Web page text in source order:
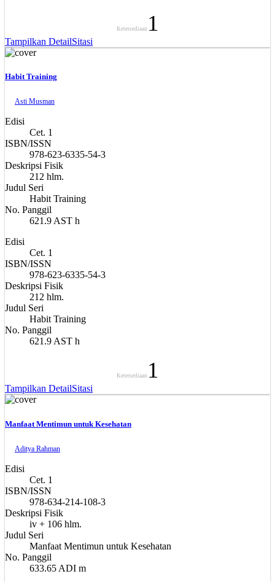
Ketersediaan 1
Tampilkan DetailSitasi
Habit Training
Asti Musman
Edisi
Cet. 1
ISBN/ISSN
978-623-6335-54-3
Deskripsi Fisik
212 hlm.
Judul Seri
Habit Training
No. Panggil
621.9 AST h
Edisi
Cet. 1
ISBN/ISSN
978-623-6335-54-3
Deskripsi Fisik
212 hlm.
Judul Seri
Habit Training
No. Panggil
621.9 AST h
Ketersediaan 1
Tampilkan DetailSitasi
Manfaat Mentimun untuk Kesehatan
Aditya Rahman
Edisi
Cet. 1
ISBN/ISSN
978-634-214-108-3
Deskripsi Fisik
iv + 106 hlm.
Judul Seri
Manfaat Mentimun untuk Kesehatan
No. Panggil
633.65 ADI m